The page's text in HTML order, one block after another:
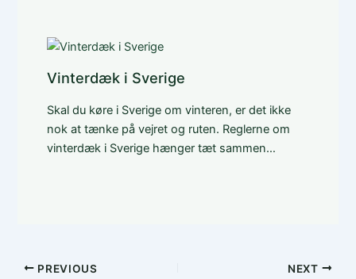
Vinterdæk i Sverige
Skal du køre i Sverige om vinteren, er det ikke
nok at tænke på vejret og ruten. Reglerne om
vinterdæk i Sverige hænger tæt sammen…
PREVIOUS NEXT